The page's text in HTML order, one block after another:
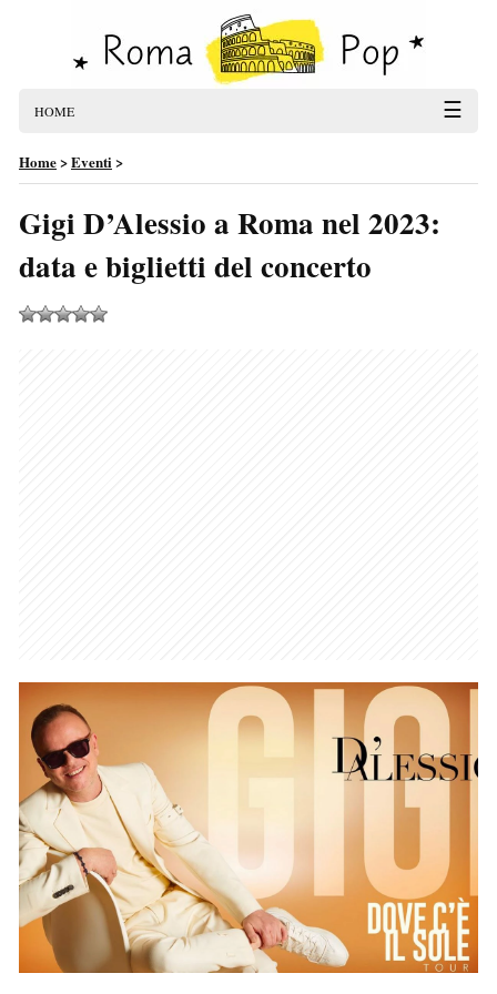
HOME ☰
Home>Eventi>
Gigi D’Alessio a Roma nel 2023:
data e biglietti del concerto